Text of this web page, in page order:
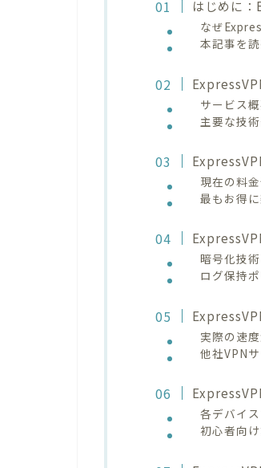
はじめに
なぜ
本記事を
サービス
主要な技
現在の料
最もお得
暗号化技
ログ保持
実際の速
他社VPN
各デバイ
初心者向